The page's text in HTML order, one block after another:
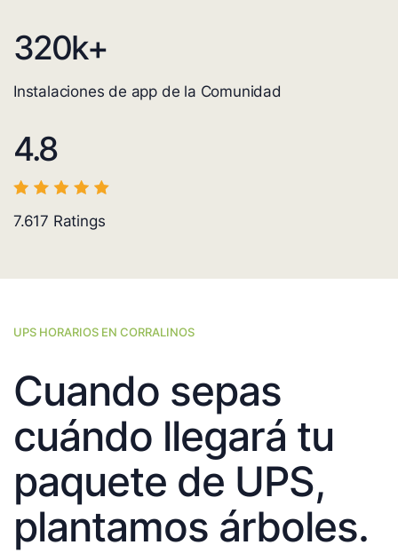
320k+
Instalaciones de app de la Comunidad
4.8
7.617 Ratings
UPS HORARIOS EN CORRALINOS
Cuando sepas
cuándo llegará tu
paquete de UPS,
plantamos árboles.